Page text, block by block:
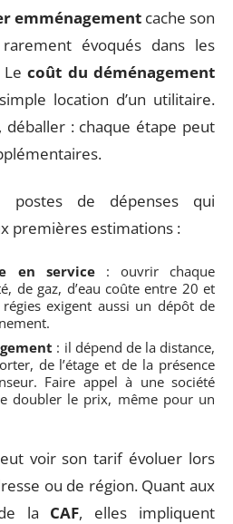
emménagementcache son
évoqués dans les
Lecoût du déménagement
location d’un utilitaire.
déballer : chaque étape peut
postes de dépenses qui
premières estimations :
en service: ouvrir chaque
de gaz, d’eau coûte entre 20 et
exigent aussi un dépôt de
: il dépend de la distance,
de l’étage et de la présence
Faire appel à une société
doubler le prix, même pour un
voir son tarif évoluer lors
ou de région. Quant aux
la CAF, elles impliquent